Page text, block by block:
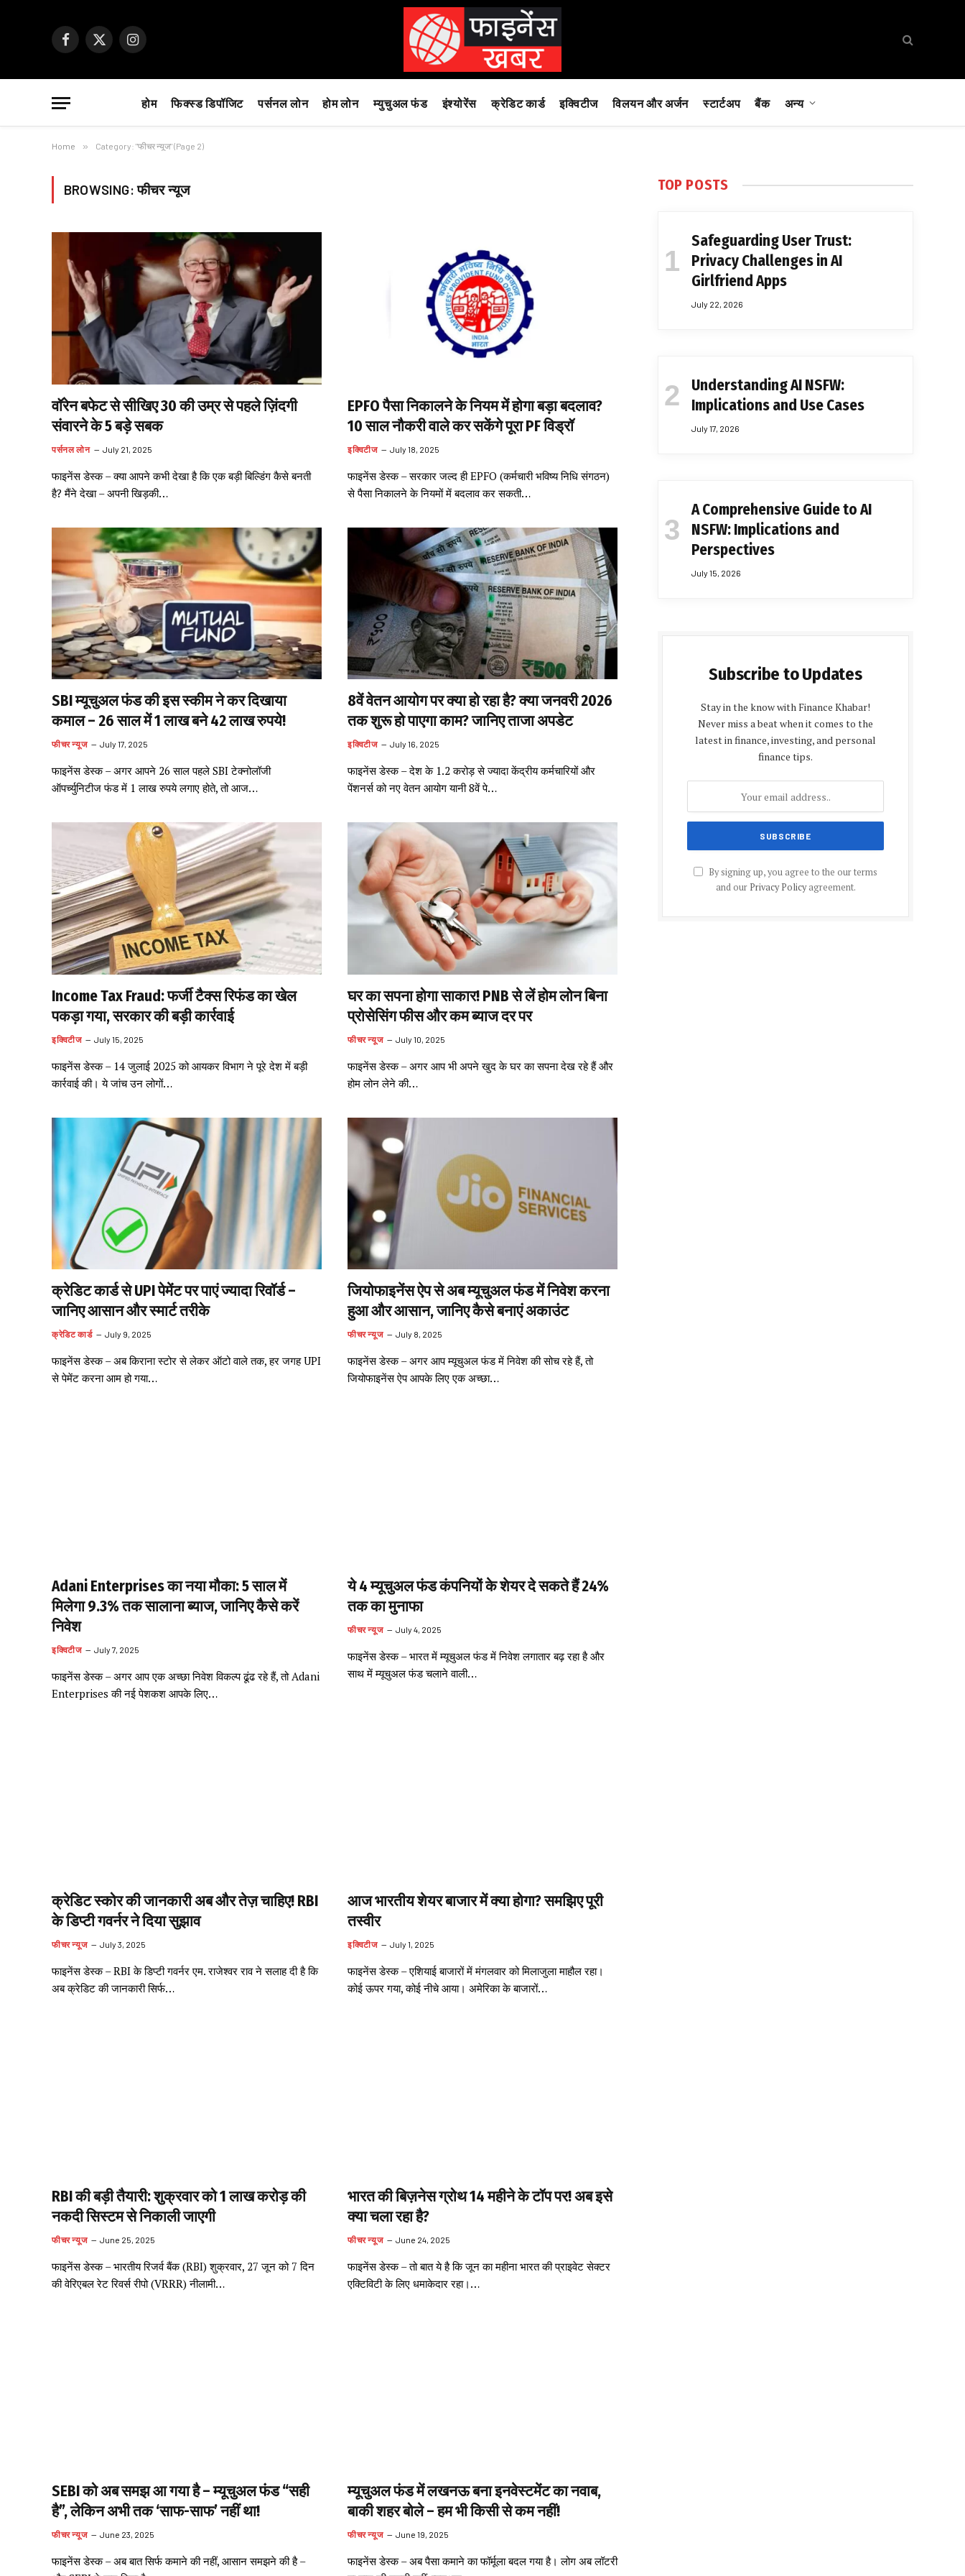
Facebook
X
Instagram
होम फिक्स्ड डिपॉजिट पर्सनल लोन होम लोन म्युचुअल फंड इंश्योरेंस क्रेडिट कार्ड इक्विटीज विलयन और अर्जन स्टार्टअप बैंक अन्य
Home » Category: "फीचर न्यूज" (Page 2)
BROWSING:फीचर न्यूज
वॉरेन बफेट से सीखिए 30 की उम्र से पहले ज़िंदगी
संवारने के 5 बड़े सबक
पर्सनल लोन July 21, 2025
फाइनेंस डेस्क – क्या आपने कभी देखा है कि एक बड़ी बिल्डिंग कैसे बनती
है? मैंने देखा – अपनी खिड़की…
EPFO पैसा निकालने के नियम में होगा बड़ा बदलाव?
10 साल नौकरी वाले कर सकेंगे पूरा PF विड्रॉ
इक्विटीज July 18, 2025
फाइनेंस डेस्क – सरकार जल्द ही EPFO (कर्मचारी भविष्य निधि संगठन)
से पैसा निकालने के नियमों में बदलाव कर सकती…
SBI म्यूचुअल फंड की इस स्कीम ने कर दिखाया
कमाल – 26 साल में 1 लाख बने 42 लाख रुपये!
फीचर न्यूज July 17, 2025
फाइनेंस डेस्क – अगर आपने 26 साल पहले SBI टेक्नोलॉजी
ऑपर्च्युनिटीज फंड में 1 लाख रुपये लगाए होते, तो आज…
8वें वेतन आयोग पर क्या हो रहा है? क्या जनवरी 2026
तक शुरू हो पाएगा काम? जानिए ताजा अपडेट
इक्विटीज July 16, 2025
फाइनेंस डेस्क – देश के 1.2 करोड़ से ज्यादा केंद्रीय कर्मचारियों और
पेंशनर्स को नए वेतन आयोग यानी 8वें पे…
Income Tax Fraud: फर्जी टैक्स रिफंड का खेल
पकड़ा गया, सरकार की बड़ी कार्रवाई
इक्विटीज July 15, 2025
फाइनेंस डेस्क – 14 जुलाई 2025 को आयकर विभाग ने पूरे देश में बड़ी
कार्रवाई की। ये जांच उन लोगों…
घर का सपना होगा साकार! PNB से लें होम लोन बिना
प्रोसेसिंग फीस और कम ब्याज दर पर
फीचर न्यूज July 10, 2025
फाइनेंस डेस्क – अगर आप भी अपने खुद के घर का सपना देख रहे हैं और
होम लोन लेने की…
क्रेडिट कार्ड से UPI पेमेंट पर पाएं ज्यादा रिवॉर्ड –
जानिए आसान और स्मार्ट तरीके
क्रेडिट कार्ड July 9, 2025
फाइनेंस डेस्क – अब किराना स्टोर से लेकर ऑटो वाले तक, हर जगह UPI
से पेमेंट करना आम हो गया…
जियोफाइनेंस ऐप से अब म्यूचुअल फंड में निवेश करना
हुआ और आसान, जानिए कैसे बनाएं अकाउंट
फीचर न्यूज July 8, 2025
फाइनेंस डेस्क – अगर आप म्यूचुअल फंड में निवेश की सोच रहे हैं, तो
जियोफाइनेंस ऐप आपके लिए एक अच्छा…
Adani Enterprises का नया मौका: 5 साल में
मिलेगा 9.3% तक सालाना ब्याज, जानिए कैसे करें
निवेश
इक्विटीज July 7, 2025
फाइनेंस डेस्क – अगर आप एक अच्छा निवेश विकल्प ढूंढ रहे हैं, तो Adani
Enterprises की नई पेशकश आपके लिए…
ये 4 म्यूचुअल फंड कंपनियों के शेयर दे सकते हैं 24%
तक का मुनाफा
फीचर न्यूज July 4, 2025
फाइनेंस डेस्क – भारत में म्यूचुअल फंड में निवेश लगातार बढ़ रहा है और
साथ में म्यूचुअल फंड चलाने वाली…
क्रेडिट स्कोर की जानकारी अब और तेज़ चाहिए! RBI
के डिप्टी गवर्नर ने दिया सुझाव
फीचर न्यूज July 3, 2025
फाइनेंस डेस्क – RBI के डिप्टी गवर्नर एम. राजेश्वर राव ने सलाह दी है कि
अब क्रेडिट की जानकारी सिर्फ…
आज भारतीय शेयर बाजार में क्या होगा? समझिए पूरी
तस्वीर
इक्विटीज July 1, 2025
फाइनेंस डेस्क – एशियाई बाजारों में मंगलवार को मिलाजुला माहौल रहा।
कोई ऊपर गया, कोई नीचे आया। अमेरिका के बाजारों…
RBI की बड़ी तैयारी: शुक्रवार को 1 लाख करोड़ की
नकदी सिस्टम से निकाली जाएगी
फीचर न्यूज June 25, 2025
फाइनेंस डेस्क – भारतीय रिजर्व बैंक (RBI) शुक्रवार, 27 जून को 7 दिन
की वेरिएबल रेट रिवर्स रीपो (VRRR) नीलामी…
भारत की बिज़नेस ग्रोथ 14 महीने के टॉप पर! अब इसे
क्या चला रहा है?
फीचर न्यूज June 24, 2025
फाइनेंस डेस्क – तो बात ये है कि जून का महीना भारत की प्राइवेट सेक्टर
एक्टिविटी के लिए धमाकेदार रहा।…
SEBI को अब समझ आ गया है – म्यूचुअल फंड “सही
है”, लेकिन अभी तक ‘साफ-साफ’ नहीं था!
फीचर न्यूज June 23, 2025
फाइनेंस डेस्क – अब बात सिर्फ कमाने की नहीं, आसान समझने की है –
म्यूचुअल फंड में लखनऊ बना इनवेस्टमेंट का नवाब,
बाकी शहर बोले – हम भी किसी से कम नहीं!
फीचर न्यूज June 19, 2025
फाइनेंस डेस्क – अब पैसा कमाने का फॉर्मूला बदल गया है। लोग अब लॉटरी
TOP POSTS
Safeguarding User Trust:
Privacy Challenges in AI
Girlfriend Apps
July 22, 2026
Understanding AI NSFW:
Implications and Use Cases
July 17, 2026
A Comprehensive Guide to AI
NSFW: Implications and
Perspectives
July 15, 2026
Subscribe to Updates
Stay in the know with Finance Khabar!
Never miss a beat when it comes to the
latest in finance, investing, and personal
finance tips.
By signing up, you agree to the our terms
and our Privacy Policyagreement.